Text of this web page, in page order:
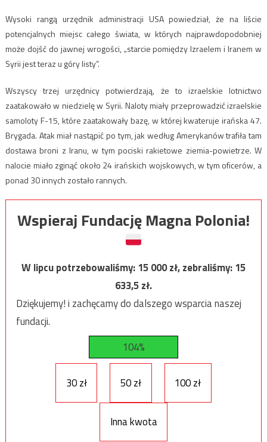
Wysoki rangą urzędnik administracji USA powiedział, że na liście
potencjalnych miejsc całego świata, w których najprawdopodobniej
może dojść do jawnej wrogości, „starcie pomiędzy Izraelem i Iranem w
Syrii jest teraz u góry listy”.
Wszyscy trzej urzędnicy potwierdzają, że to izraelskie lotnictwo
zaatakowało w niedzielę w Syrii. Naloty miały przeprowadzić izraelskie
samoloty F-15, które zaatakowały bazę, w której kwateruje irańska 47.
Brygada. Atak miał nastąpić po tym, jak według Amerykanów trafiła tam
dostawa broni z Iranu, w tym pociski rakietowe ziemia-powietrze. W
nalocie miało zginąć około 24 irańskich wojskowych, w tym oficerów, a
ponad 30 innych zostało rannych.
Wspieraj Fundację Magna Polonia!
W lipcu potrzebowaliśmy:15 000zł, zebraliśmy:15
633,5zł.
Dziękujemy! i zachęcamy do dalszego wsparcia naszej
fundacji.
104%
30 zł 50 zł 100 zł
Inna kwota